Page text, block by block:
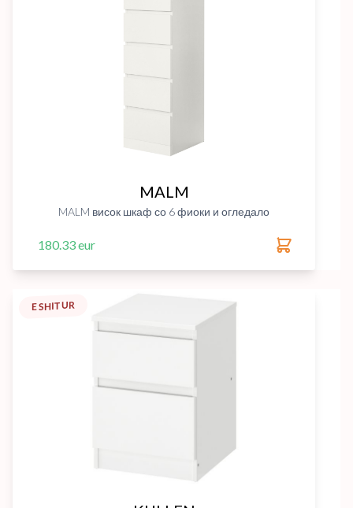
MALM
MALM висок шкаф со 6 фиоки и огледало
180.33 eur
E SHITUR